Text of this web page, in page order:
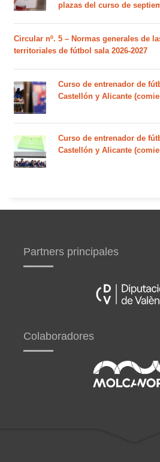
plazas del curso de
Circular nº. 5 – Normas generales de
territoriales de fútbol sala 2026-2027
Curso de entrenador de
Castellón y Alicante
Curso de entrenador de
Castellón y Alicante
Partners principales
Colaboradores